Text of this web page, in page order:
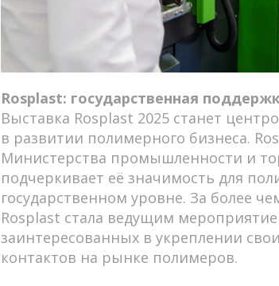
Rosplast: государственная
Выставка Rosplast 2025 станет
в развитии полимерного бизнеса.
Министерства промышленности и
подчеркивает её значимость для
государственном уровне. За более
Rosplast стала ведущим
заинтересованных в укреплении
контактов на рынке полимеров.